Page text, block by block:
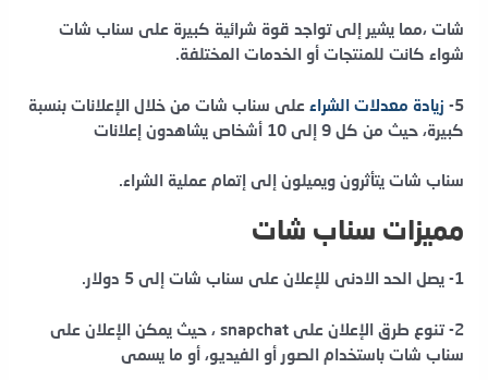
شات ،مما يشير إلى تواجد قوة شرائية كبيرة على سناب شات
شواء كانت للمنتجات أو الخدمات المختلفة.
5- زيادة معدلات الشراء على سناب شات من خلال الإعلانات بنسبة
كبيرة، حيث من كل 9 إلى 10 أشخاص يشاهدون إعلانات
سناب شاتيتأثرون ويميلون إلى إتمامعملية الشراء.
مميزات سناب شات
1- يصل الحد الادنى للإعلان على سناب شات إلى 5 دولار.
2- تنوع طرق الإعلان على snapchat ، حيث يمكن الإعلان على
سناب شات باستخدام الصور أو الفيديو، أو ما يسمى